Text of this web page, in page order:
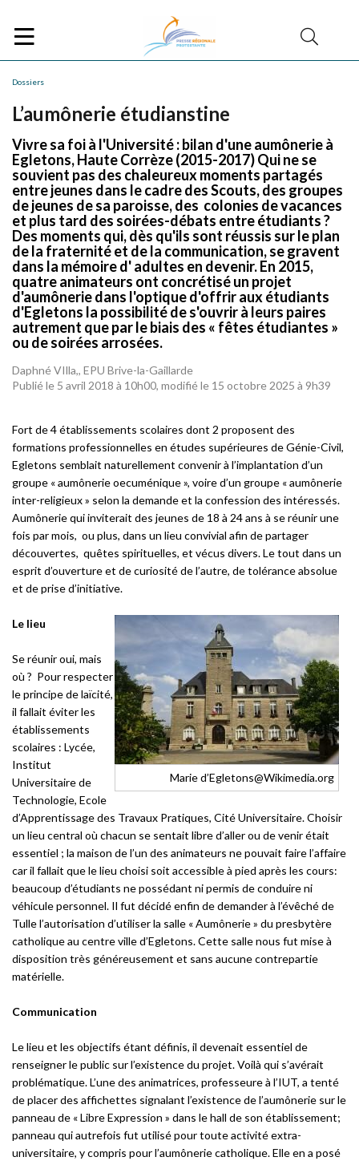
Dossiers
L’aumônerie étudianstine
Vivre sa foi à l'Université : bilan d'une aumônerie à
Egletons, Haute Corrèze (2015-2017) Qui ne se
souvient pas des chaleureux moments partagés
entre jeunes dans le cadre des Scouts, des groupes
de jeunes de sa paroisse, des colonies de vacances
et plus tard des soirées-débats entre étudiants ?
Des moments qui, dès qu'ils sont réussis sur le plan
de la fraternité et de la communication, se gravent
dans la mémoire d' adultes en devenir. En 2015,
quatre animateurs ont concrétisé un projet
d'aumônerie dans l'optique d'offrir aux étudiants
d'Egletons la possibilité de s'ouvrir à leurs paires
autrement que par le biais des « fêtes étudiantes »
ou de soirées arrosées.
Daphné VIlla,, EPU Brive-la-Gaillarde
Publié le 5 avril 2018 à 10h00, modifié le 15 octobre 2025 à 9h39
Fort de 4 établissements scolaires dont 2 proposent des
formations professionnelles en études supérieures de Génie-Civil,
Egletons semblait naturellement convenir à l’implantation d’un
groupe « aumônerie oecuménique », voire d’un groupe « aumônerie
inter-religieux » selon la demande et la confession des intéressés.
Aumônerie qui inviterait des jeunes de 18 à 24 ans à se réunir une
fois par mois, ou plus, dans un lieu convivial afin de partager
découvertes, quêtes spirituelles, et vécus divers. Le tout dans un
esprit d’ouverture et de curiosité de l’autre, de tolérance absolue
et de prise d’initiative.
Marie d’Egletons@Wikimedia.org
Le lieu
Se réunir oui, mais
où ? Pour respecter
le principe de laïcité,
il fallait éviter les
établissements
scolaires : Lycée,
Institut
Universitaire de
Technologie, Ecole
d’Apprentissage des Travaux Pratiques, Cité Universitaire. Choisir
un lieu central où chacun se sentait libre d’aller ou de venir était
essentiel ; la maison de l’un des animateurs ne pouvait faire l’affaire
car il fallait que le lieu choisi soit accessible à pied après les cours:
beaucoup d’étudiants ne possédant ni permis de conduire ni
véhicule personnel. Il fut décidé enfin de demander à l’évêché de
Tulle l’autorisation d’utiliser la salle « Aumônerie » du presbytère
catholique au centre ville d’Egletons. Cette salle nous fut mise à
disposition très généreusement et sans aucune contrepartie
matérielle.
Communication
Le lieu et les objectifs étant définis, il devenait essentiel de
renseigner le public sur l’existence du projet. Voilà qui s’avérait
problématique. L’une des animatrices, professeure à l’IUT, a tenté
de placer des affichettes signalant l’existence de l’aumônerie sur le
panneau de « Libre Expression » dans le hall de son établissement;
panneau qui autrefois fut utilisé pour toute activité extra-
universitaire, y compris pour l’aumônerie catholique. Elle en a posé